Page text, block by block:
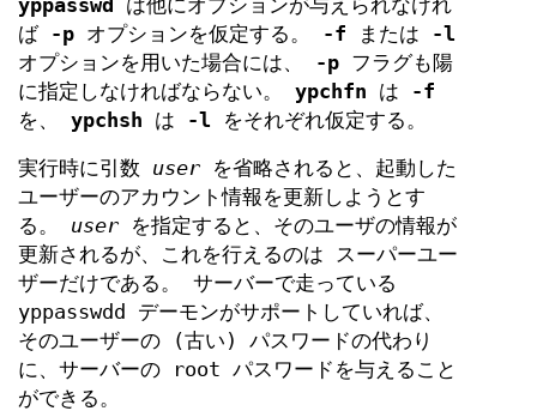
yppasswd
は他にオプションが与えられなけれ
ば -p オプションを仮定する。 -f または
-l
オプションを用いた場合には、
-p フラグも陽
に指定しなければならない。 ypchfn は
-f
を、 ypchsh は -l をそれぞれ仮定する。
実行時に引数 user を省略されると、起動した
ユーザーのアカウント情報を更新しようとす
る。 user を指定すると、そのユーザの情報が
更新されるが、これを行えるのは スーパーユー
ザーだけである。 サーバーで走っている
yppasswdd デーモンがサポートしていれば、
そのユーザーの (古い) パスワードの代わり
に、サーバーの root パスワードを与えること
ができる。